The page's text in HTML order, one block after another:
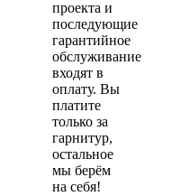
проекта и
последующие
гарантийное
обслуживание
входят в
оплату. Вы
платите
только за
гарнитур,
остальное
мы берём
на себя!